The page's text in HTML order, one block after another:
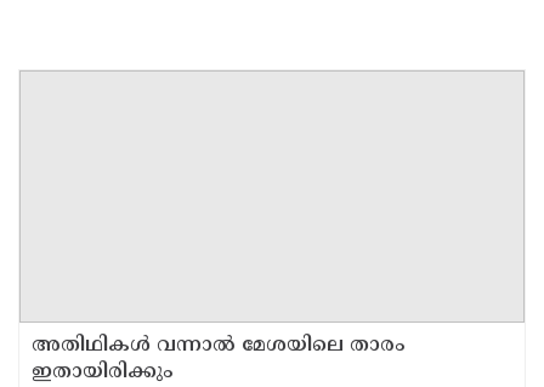
അതിഥികൾ വന്നാൽ മേശയിലെ താരം
ഇതായിരിക്കും